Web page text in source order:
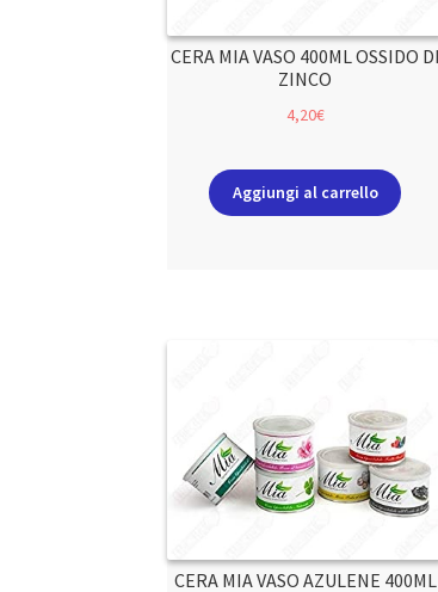
CERA MIA VASO 400ML OSSIDO DI
ZINCO
4,20€
Aggiungi al carrello
CERA MIA VASO AZULENE 400ML